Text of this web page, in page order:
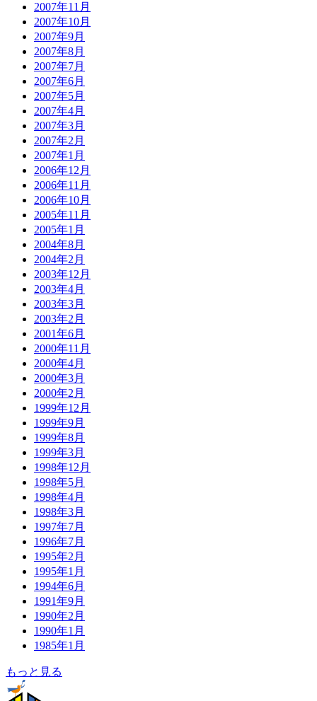
2007年11月
2007年10月
2007年9月
2007年8月
2007年7月
2007年6月
2007年5月
2007年4月
2007年3月
2007年2月
2007年1月
2006年12月
2006年11月
2006年10月
2005年11月
2005年1月
2004年8月
2004年2月
2003年12月
2003年4月
2003年3月
2003年2月
2001年6月
2000年11月
2000年4月
2000年3月
2000年2月
1999年12月
1999年9月
1999年8月
1999年3月
1998年12月
1998年5月
1998年4月
1998年3月
1997年7月
1996年7月
1995年2月
1995年1月
1994年6月
1991年9月
1990年2月
1990年1月
1985年1月
もっと見る